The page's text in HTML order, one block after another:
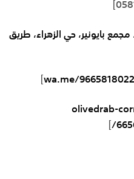
بايونير، حي الزهراء، طريق
wa.me/
olivedrab-